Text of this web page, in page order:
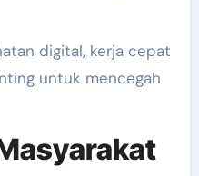
digital, kerja cepat
untuk mencegah